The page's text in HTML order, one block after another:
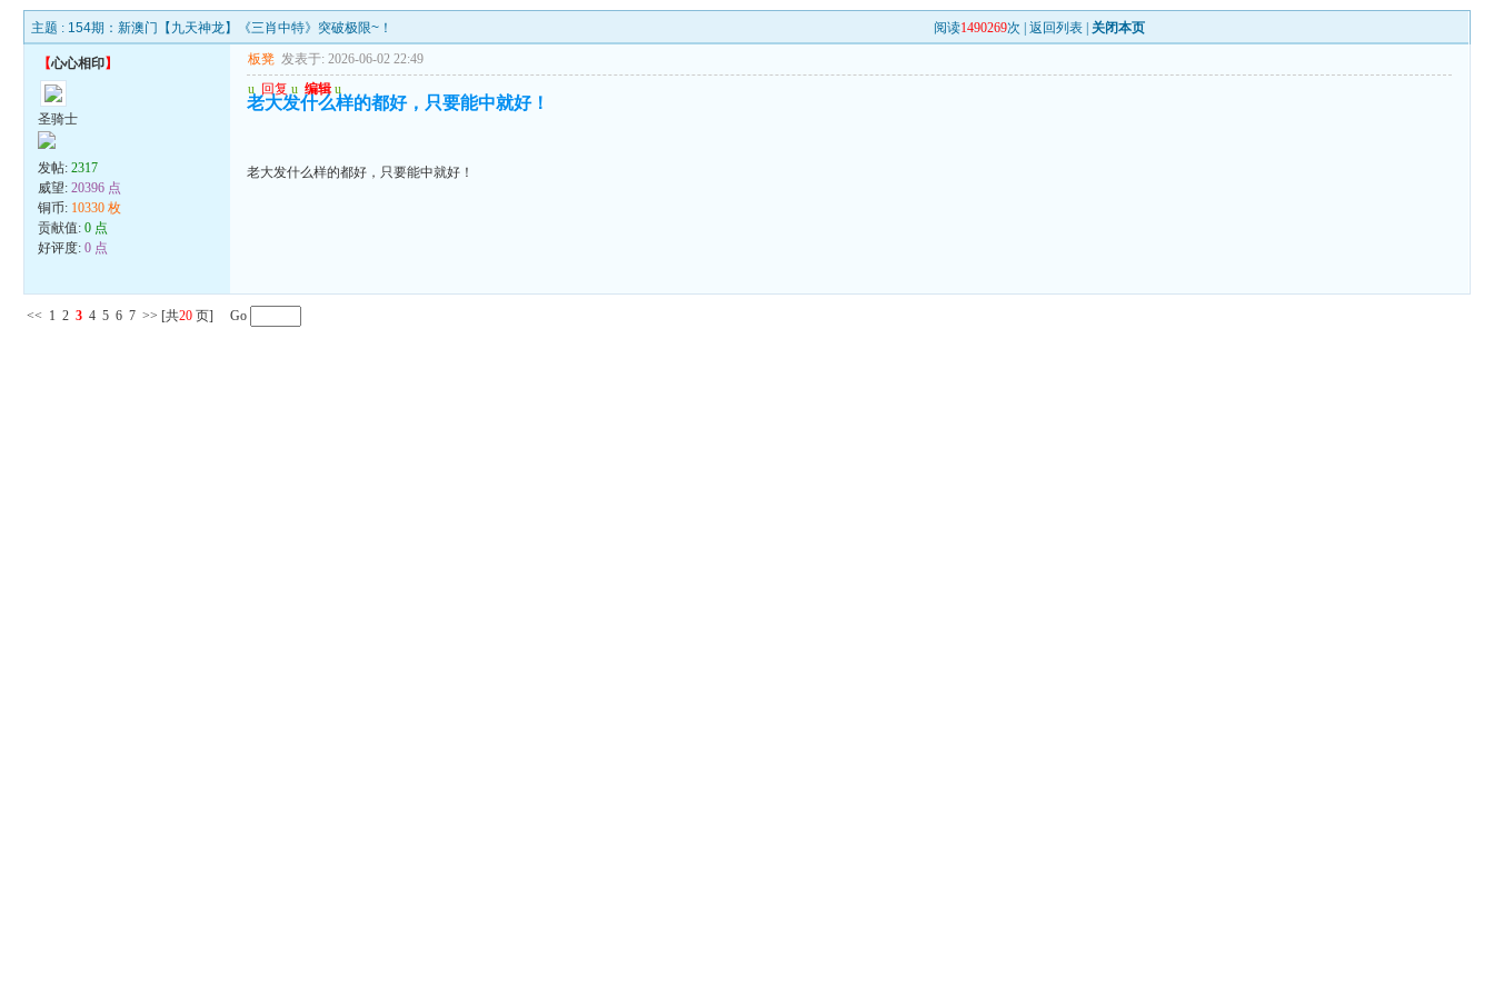
主题 : 154期：新澳门【九天神龙】《三肖中特》突破极限~！ 阅读1490269次 |返回列表 关闭本页
【心心相印】
圣骑士
发帖:2317
威望:20396 点
铜币: 10330 枚
贡献值:0 点
好评度:0 点
板凳 发表于: 2026-06-02 22:49
u 回复 u 编辑 u
老大发什么样的都好，只要能中就好！
老大发什么样的都好，只要能中就好！
<< 1 2 3 4 5 6 7 >> [共20 页] Go